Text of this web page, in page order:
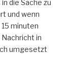
die Sache zu
und wenn
minuten
in
umgesetzt